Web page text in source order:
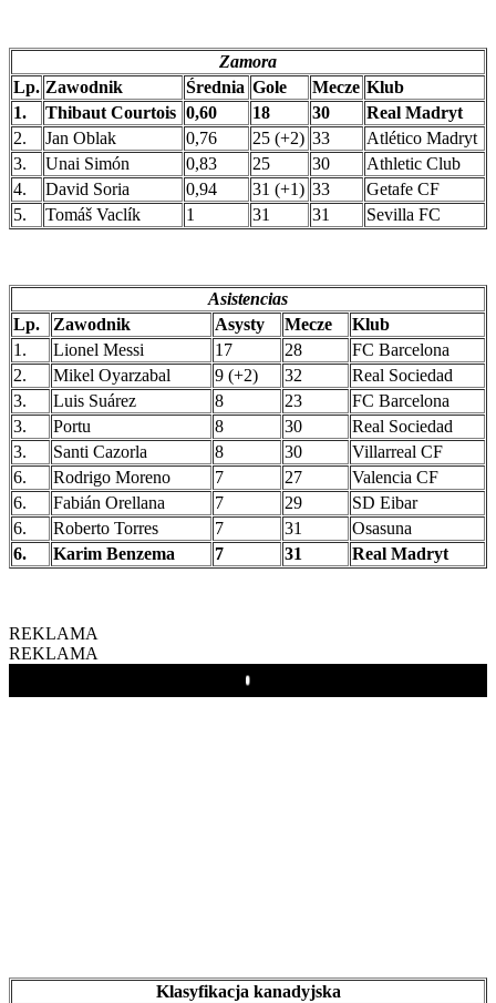
Zamora
Lp. Zawodnik Średnia Gole Mecze Klub
1.
Thibaut Courtois 0,60 18 30
Real Madryt
2.
Jan Oblak 0,76 25 (+2) 33
Atlético Madryt
3.
Unai Simón 0,83 25 30
Athletic Club
4.
David Soria 0,94 31 (+1) 33
Getafe CF
5.
Tomáš Vaclík 1 31 31 Sevilla FC
Asistencias
Lp.
Zawodnik Asysty Mecze
Klub
1.
Lionel Messi 17 28
FC Barcelona
2.
Mikel Oyarzabal 9 (+2) 32
Real Sociedad
3.
Luis Suárez 8 23
FC Barcelona
3.
Portu 8 30
Real Sociedad
3.
Santi Cazorla 8 30
Villarreal CF
6.
Rodrigo Moreno 7 27
Valencia CF
6.
Fabián Orellana 7 29
SD Eibar
6.
Roberto Torres 7 31
Osasuna
6.
Karim Benzema 7 31 Real Madryt
REKLAMA
REKLAMA
Play
Klasyfikacja kanadyjska